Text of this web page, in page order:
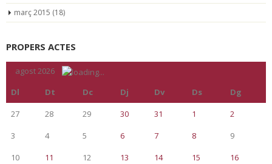
març 2015 (18)
PROPERS ACTES
agost 2026
Dl
Dt Dc Dj Dv Ds
Dg
27
28 29 30 31 1
2
3
4 5 6 7 8
9
10
11 12 13 14 15
16